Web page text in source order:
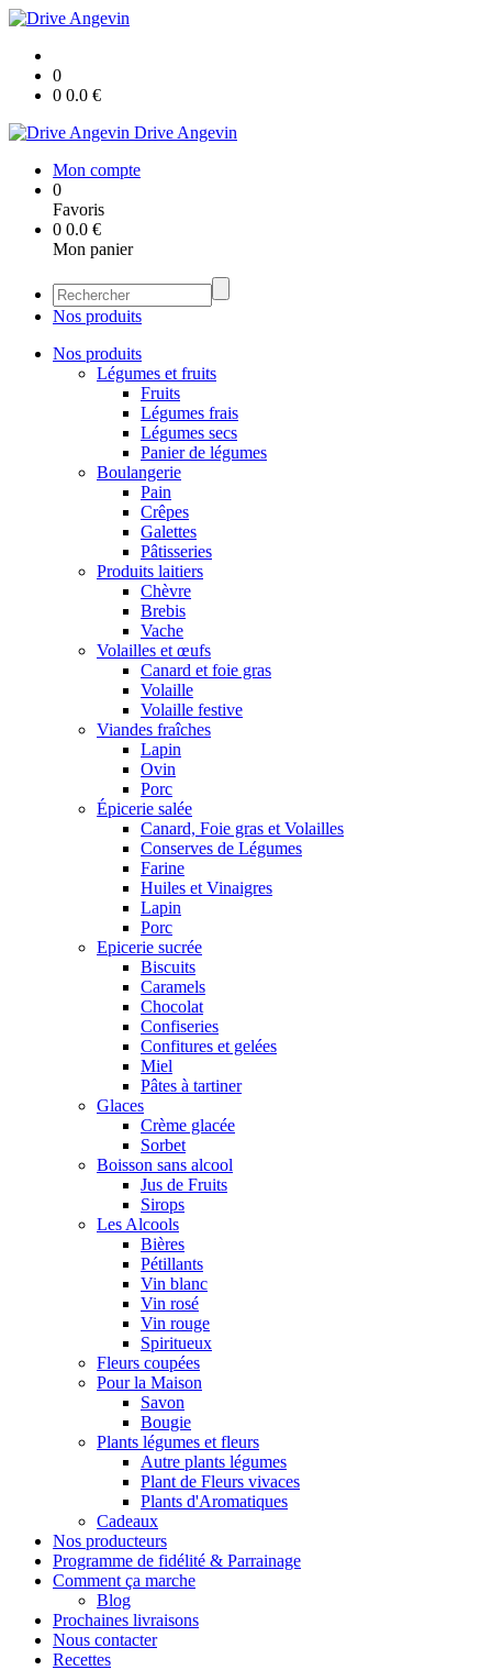
0
0 0.0 €
Drive Angevin
Mon compte
0
Favoris
0 0.0 €
Mon panier
Nos produits
Nos produits
Légumes et fruits
Fruits
Légumes frais
Légumes secs
Panier de légumes
Boulangerie
Pain
Crêpes
Galettes
Pâtisseries
Produits laitiers
Chèvre
Brebis
Vache
Volailles et œufs
Canard et foie gras
Volaille
Volaille festive
Viandes fraîches
Lapin
Ovin
Porc
Épicerie salée
Canard, Foie gras et Volailles
Conserves de Légumes
Farine
Huiles et Vinaigres
Lapin
Porc
Epicerie sucrée
Biscuits
Caramels
Chocolat
Confiseries
Confitures et gelées
Miel
Pâtes à tartiner
Glaces
Crème glacée
Sorbet
Boisson sans alcool
Jus de Fruits
Sirops
Les Alcools
Bières
Pétillants
Vin blanc
Vin rosé
Vin rouge
Spiritueux
Fleurs coupées
Pour la Maison
Savon
Bougie
Plants légumes et fleurs
Autre plants légumes
Plant de Fleurs vivaces
Plants d'Aromatiques
Cadeaux
Nos producteurs
Programme de fidélité & Parrainage
Comment ça marche
Blog
Prochaines livraisons
Nous contacter
Recettes